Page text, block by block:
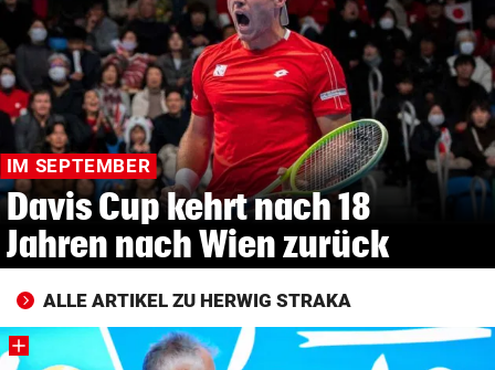
© Krone Multimedia GmbH & Co KG 2026
Muthgasse 2, 1190 Wien
IM SEPTEMBER
Davis Cup kehrt nach 18
Jahren nach Wien zurück
ALLE ARTIKEL ZU HERWIG STRAKA